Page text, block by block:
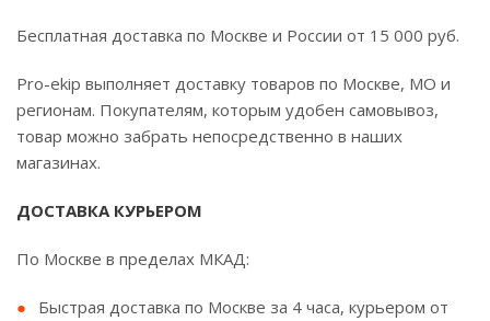
Бесплатная доставка по Москве и России от 15 000 руб.
Pro-ekip выполняет доставку товаров по Москве, МО и
регионам. Покупателям, которым удобен самовывоз,
товар можно забрать непосредственно в наших
магазинах.
ДОСТАВКА КУРЬЕРОМ
По Москве в пределах МКАД:
Быстрая доставка по Москве за 4 часа, курьером от